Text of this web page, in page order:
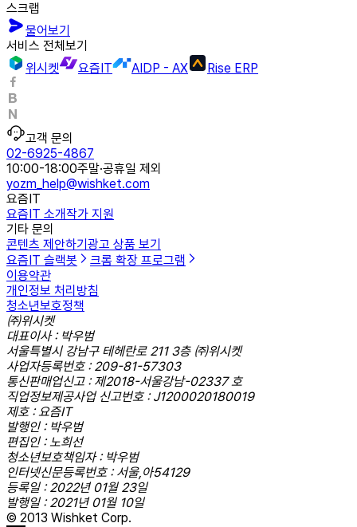
스크랩
물어보기
서비스 전체보기
위시켓
요즘IT AIDP - AX Rise ERP
고객 문의
02-6925-4867
10:00-18:00주말·공휴일 제외
yozm_help@wishket.com
요즘IT
요즘IT 소개작가 지원
기타 문의
콘텐츠 제안하기 광고 상품 보기
요즘IT 슬랙봇
크롬 확장 프로그램
이용약관
개인정보 처리방침
청소년보호정책
㈜위시켓
대표이사 : 박우범
서울특별시 강남구 테헤란로 211 3층 ㈜위시켓
사업자등록번호 : 209-81-57303
통신판매업신고 : 제2018-서울강남-02337 호
직업정보제공사업 신고번호 : J1200020180019
제호 : 요즘IT
발행인 : 박우범
편집인 : 노희선
청소년보호책임자 : 박우범
인터넷신문등록번호 : 서울,아54129
등록일 : 2022년 01월 23일
발행일 : 2021년 01월 10일
© 2013 Wishket Corp.